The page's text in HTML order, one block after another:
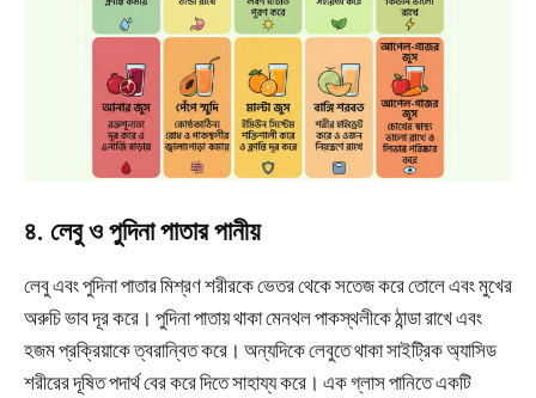
৪. লেবু ও পুদিনা পাতার পানীয়
লেবু এবং পুদিনা পাতার মিশ্রণ শরীরকে ভেতর থেকে সতেজ করে তোলে এবং মুখের
অরুচি ভাব দূর করে। পুদিনা পাতায় থাকা মেনথল পাকস্থলীকে ঠান্ডা রাখে এবং
হজম প্রক্রিয়াকে ত্বরান্বিত করে। অন্যদিকে লেবুতে থাকা সাইট্রিক অ্যাসিড
শরীরের দূষিত পদার্থ বের করে দিতে সাহায্য করে। এক গ্লাস পানিতে একটি